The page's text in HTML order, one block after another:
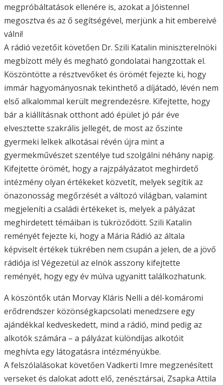
megpróbáltatások ellenére is, azokat a Jóistennel
megosztva és az ő segítségével, merjünk a hit embereivé
válni!
A rádió vezetőit követően Dr. Szili Katalin miniszterelnöki
megbízott mély és megható gondolatai hangzottak el.
Köszöntötte a résztvevőket és örömét fejezte ki, hogy
immár hagyományosnak tekinthető a díjátadó, lévén nem
első alkalommal került megrendezésre. Kifejtette, hogy
bár a kiállításnak otthont adó épület jó pár éve
elvesztette szakrális jellegét, de most az őszinte
gyermeki lelkek alkotásai révén újra mint a
gyermekművészet szentélye tud szolgálni néhány napig.
Kifejtette örömét, hogy a rajzpályázatot meghirdető
intézmény olyan értékeket közvetít, melyek segítik az
önazonosság megőrzését a változó világban, valamint
megjeleníti a családi értékeket is, melyek a pályázat
meghirdetett témáiban is tükröződött. Szili Katalin
reményét fejezte ki, hogy a Mária Rádió az általa
képviselt értékek tükrében nem csupán a jelen, de a jövő
rádiója is! Végezetül az elnök asszony kifejtette
reményét, hogy egy év múlva ugyanitt találkozhatunk.
A köszöntők után Morvay Kláris Nelli a dél-komáromi
erődrendszer közönségkapcsolati menedzsere egy
ajándékkal kedveskedett, mind a rádió, mind pedig az
alkotók számára – a pályázat különdíjas alkotóit
meghívta egy látogatásra intézményükbe.
A felszólalásokat követően Vadkerti Imre megzenésített
verseket és dalokat adott elő, zenésztársai, Zsapka Attila